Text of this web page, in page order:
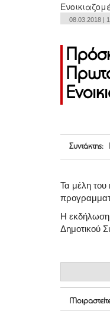
08.03.2018 |
Συντάκτης:
Τα μέλη του
Η εκδήλωση
Δημοτικού